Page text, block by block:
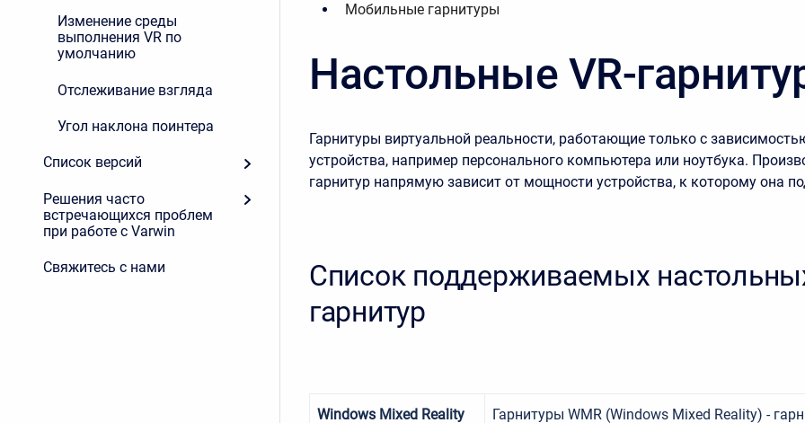
Изменение среды
выполнения VR по
умолчанию
Отслеживание взгляда
Угол наклона поинтера
Список версий
Решения часто
встречающихся проблем
при работе с Varwin
Свяжитесь с нами
Мобильные гарнитуры
Настольные VR-
Гарнитуры виртуальной реальности, работающие только с
устройства, например персонального компьютера или ноутбука.
гарнитур напрямую зависит от мощности устройства, к которому она
Список поддерживаемых
гарнитур
Windows Mixed Reality
Гарнитуры WMR (Windows Mixed Reality) -